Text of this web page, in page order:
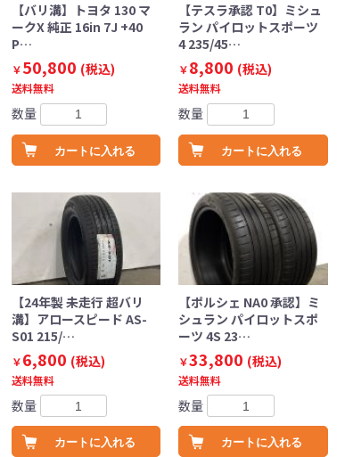
【バリ溝】トヨタ 130 マ
ークX 純正 16in 7J +40
P…
￥50,800 (税込)
送料無料
数量
カートに入れる
【テスラ承認 T0】ミシュ
ラン パイロットスポーツ
4 235/45…
￥8,800 (税込)
送料無料
数量
カートに入れる
【24年製 未走行 超バリ
溝】アロースピード AS-
S01 215/…
￥6,800 (税込)
送料無料
数量
カートに入れる
【ポルシェ NA0 承認】ミ
シュラン パイロットスポ
ーツ 4S 23…
￥33,800 (税込)
送料無料
数量
カートに入れる